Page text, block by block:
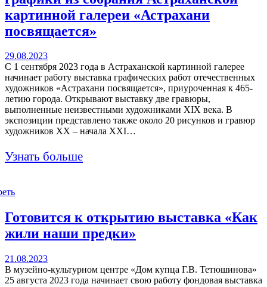
картинной галереи «Астрахани
посвящается»
29.08.2023
С 1 сентября 2023 года в Астраханской картинной галерее
начинает работу выставка графических работ отечественных
художников «Астрахани посвящается», приуроченная к 465-
летию города. Открывают выставку две гравюры,
выполненные неизвестными художниками XIX века. В
экспозиции представлено также около 20 рисунков и гравюр
художников XX – начала XXI…
Узнать больше
Готовится к открытию выставка «Как
жили наши предки»
21.08.2023
В музейно-культурном центре «Дом купца Г.В. Тетюшинова»
25 августа 2023 года начинает свою работу фондовая выставка